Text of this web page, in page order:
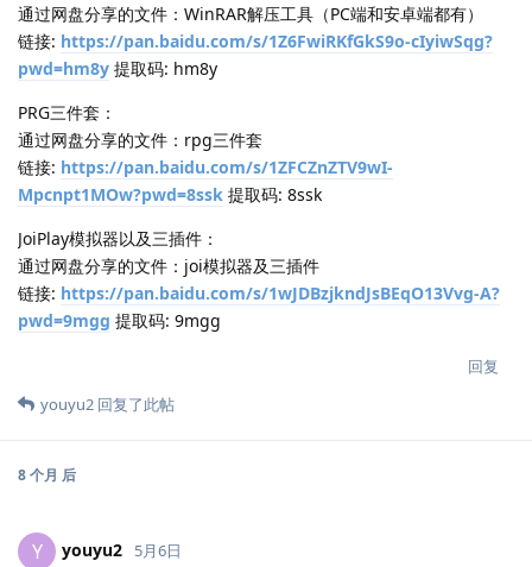
通过网盘分享的文件：WinRAR解压工具（PC端和安卓端都有）
链接: https://pan.baidu.com/s/1Z6FwiRKfGkS9o-cIyiwSqg?
pwd=hm8y 提取码: hm8y
PRG三件套：
通过网盘分享的文件：rpg三件套
链接: https://pan.baidu.com/s/1ZFCZnZTV9wI-
Mpcnpt1MOw?pwd=8ssk 提取码: 8ssk
JoiPlay模拟器以及三插件：
通过网盘分享的文件：joi模拟器及三插件
链接: https://pan.baidu.com/s/1wJDBzjkndJsBEqO13Vvg-A?
pwd=9mgg 提取码: 9mgg
回复
youyu2 回复了此帖
8 个月 后
Y youyu2 5月6日